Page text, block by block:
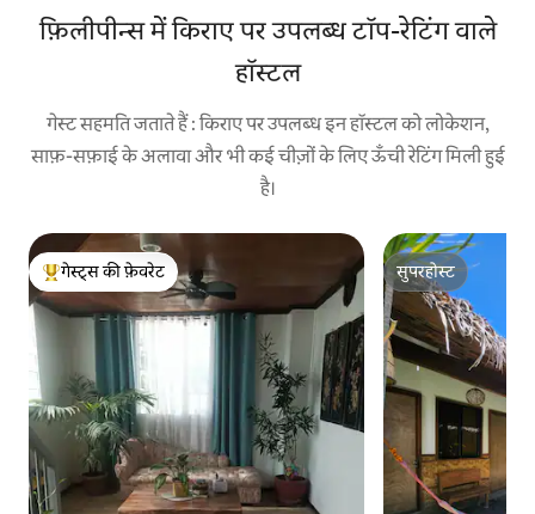
फ़िलीपीन्स में किराए पर उपलब्ध टॉप-रेटिंग वाले
हॉस्टल
गेस्ट सहमति जताते हैं : किराए पर उपलब्ध इन हॉस्टल को लोकेशन,
साफ़-सफ़ाई के अलावा और भी कई चीज़ों के लिए ऊँची रेटिंग मिली हुई
है।
गेस्ट्स का टॉप फ़ेवरेट
गेस्ट्स की फ़ेवरेट
सुपरहोस्ट
सुपरहोस्ट